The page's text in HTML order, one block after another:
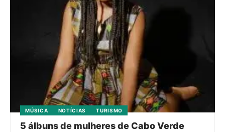
MÚSICA NOTÍCIAS TURISMO
5 álbuns de mulheres de Cabo Verde